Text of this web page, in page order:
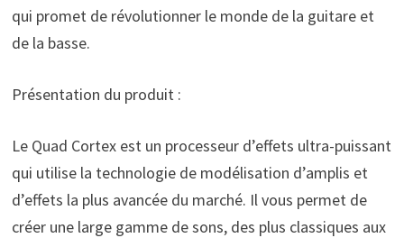
qui promet de révolutionner le monde de la guitare et
de la basse.
Présentation du produit :
Le Quad Cortex est un processeur d’effets ultra-puissant
qui utilise la technologie de modélisation d’amplis et
d’effets la plus avancée du marché. Il vous permet de
créer une large gamme de sons, des plus classiques aux